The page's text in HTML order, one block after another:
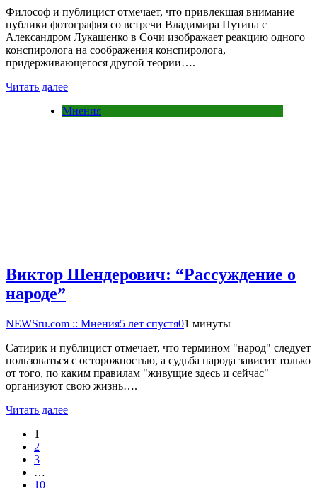
Философ и публицист отмечает, что привлекшая внимание
публики фотография со встречи Владимира Путина с
Александром Лукашенко в Сочи изображает реакцию одного
конспиролога на соображения конспиролога,
придерживающегося другой теории….
Читать далее
Мнения
Виктор Шендерович: “Рассуждение о
народе”
NEWSru.com :: Мнения5 лет спустя01 минуты
Сатирик и публицист отмечает, что термином "народ" следует
пользоваться с осторожностью, а судьба народа зависит только
от того, по каким правилам "живущие здесь и сейчас"
организуют свою жизнь….
Читать далее
1
2
3
…
10